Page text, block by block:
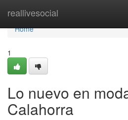
reallivesocial
Home
Home
1
Lo nuevo en
Calahorra